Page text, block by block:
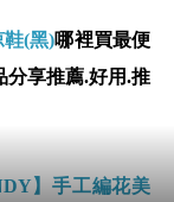
鞋(黑)哪裡買最便
分享推薦.好用.推
】手工編花美